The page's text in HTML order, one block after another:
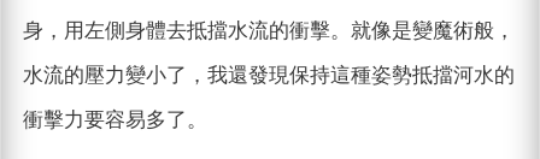
身，用左側身體去抵擋水流的衝擊。就像是變魔術般，
水流的壓力變小了，我還發現保持這種姿勢抵擋河水的
衝擊力要容易多了。